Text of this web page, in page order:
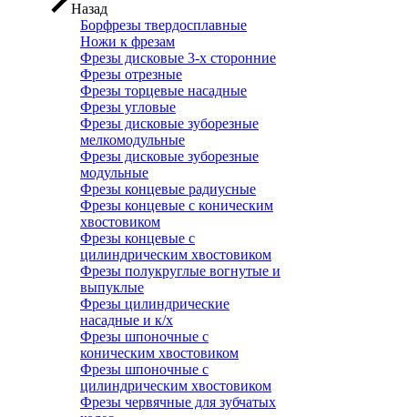
Назад
Борфрезы твердосплавные
Ножи к фрезам
Фрезы дисковые 3-х сторонние
Фрезы отрезные
Фрезы торцевые насадные
Фрезы угловые
Фрезы дисковые зуборезные
мелкомодульные
Фрезы дисковые зуборезные
модульные
Фрезы концевые радиусные
Фрезы концевые с коническим
хвостовиком
Фрезы концевые с
цилиндрическим хвостовиком
Фрезы полукруглые вогнутые и
выпуклые
Фрезы цилиндрические
насадные и к/х
Фрезы шпоночные с
коническим хвостовиком
Фрезы шпоночные с
цилиндрическим хвостовиком
Фрезы червячные для зубчатых